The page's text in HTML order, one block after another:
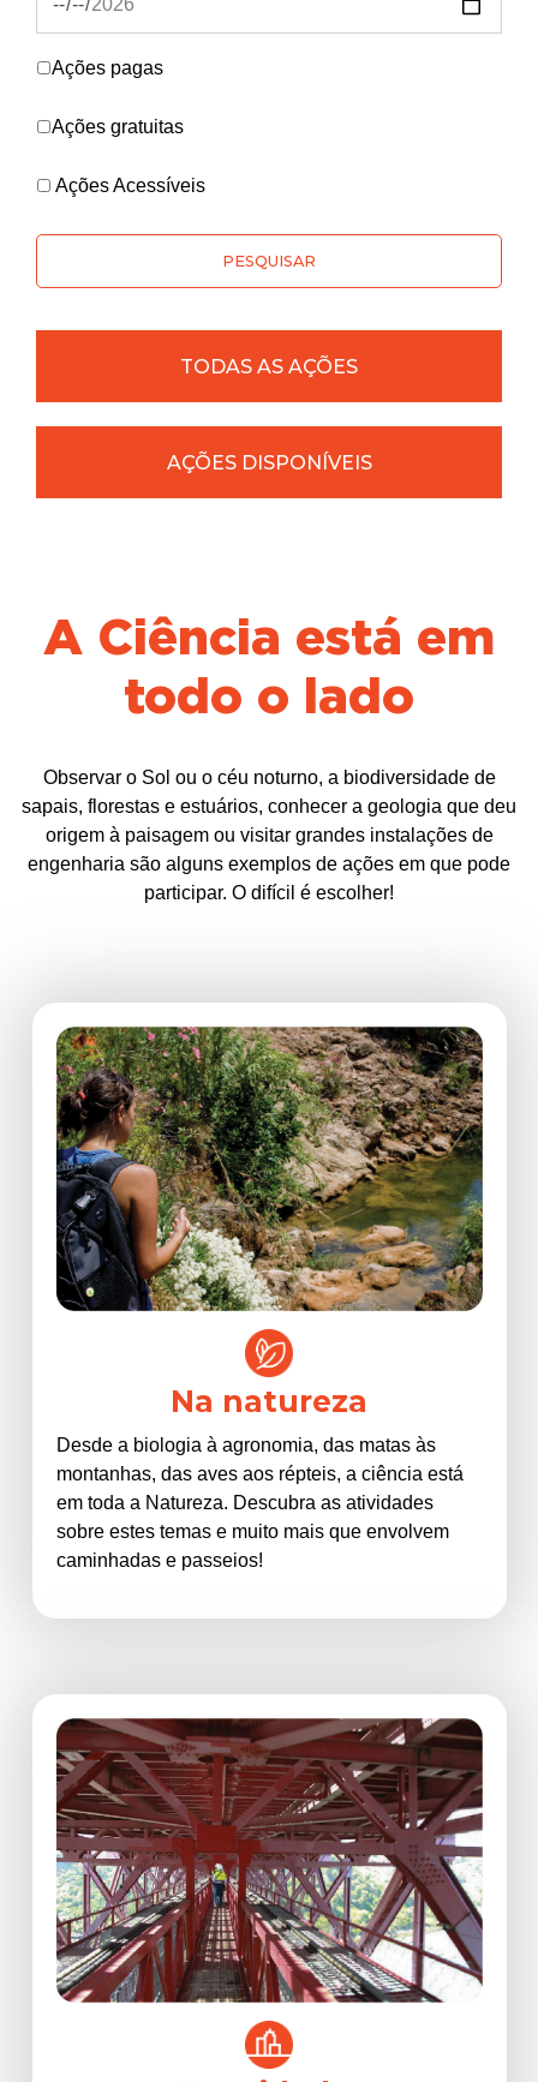
Ações pagas
Ações gratuitas
Ações Acessíveis
PESQUISAR
TODAS AS AÇÕES
AÇÕES DISPONÍVEIS
A Ciência está em
todo o lado
Observar o Sol ou o céu noturno, a biodiversidade de
sapais, florestas e estuários, conhecer a geologia que deu
origem à paisagem ou visitar grandes instalações de
engenharia são alguns exemplos de ações em que pode
participar. O difícil é escolher!
Na natureza
Desde a biologia à agronomia, das matas às
montanhas, das aves aos répteis, a ciência está
em toda a Natureza. Descubra as atividades
sobre estes temas e muito mais que envolvem
caminhadas e passeios!